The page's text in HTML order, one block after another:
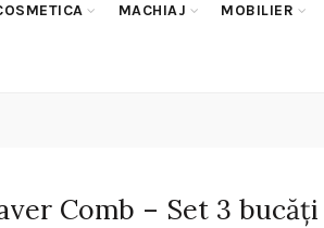
MACHIAJ MOBILIER
Comb – Set 3 bucăți